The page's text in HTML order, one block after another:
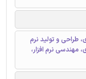
طراحی و تولید نرم
مهندسی نرم افزار،